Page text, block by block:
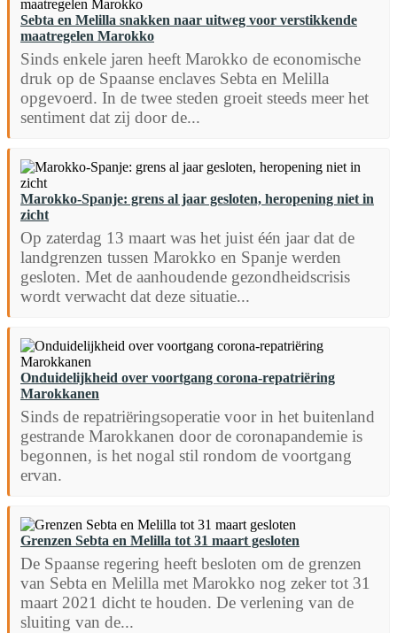
Sebta en Melilla snakken naar uitweg voor verstikkende
maatregelen Marokko
Sinds enkele jaren heeft Marokko de economische
druk op de Spaanse enclaves Sebta en Melilla
opgevoerd. In de twee steden groeit steeds meer het
sentiment dat zij door de...
Marokko-Spanje: grens al jaar gesloten, heropening niet in
zicht
Op zaterdag 13 maart was het juist één jaar dat de
landgrenzen tussen Marokko en Spanje werden
gesloten. Met de aanhoudende gezondheidscrisis
wordt verwacht dat deze situatie...
Onduidelijkheid over voortgang corona-repatriëring
Marokkanen
Sinds de repatriëringsoperatie voor in het buitenland
gestrande Marokkanen door de coronapandemie is
begonnen, is het nogal stil rondom de voortgang
ervan.
Grenzen Sebta en Melilla tot 31 maart gesloten
De Spaanse regering heeft besloten om de grenzen
van Sebta en Melilla met Marokko nog zeker tot 31
maart 2021 dicht te houden. De verlening van de
sluiting van de...